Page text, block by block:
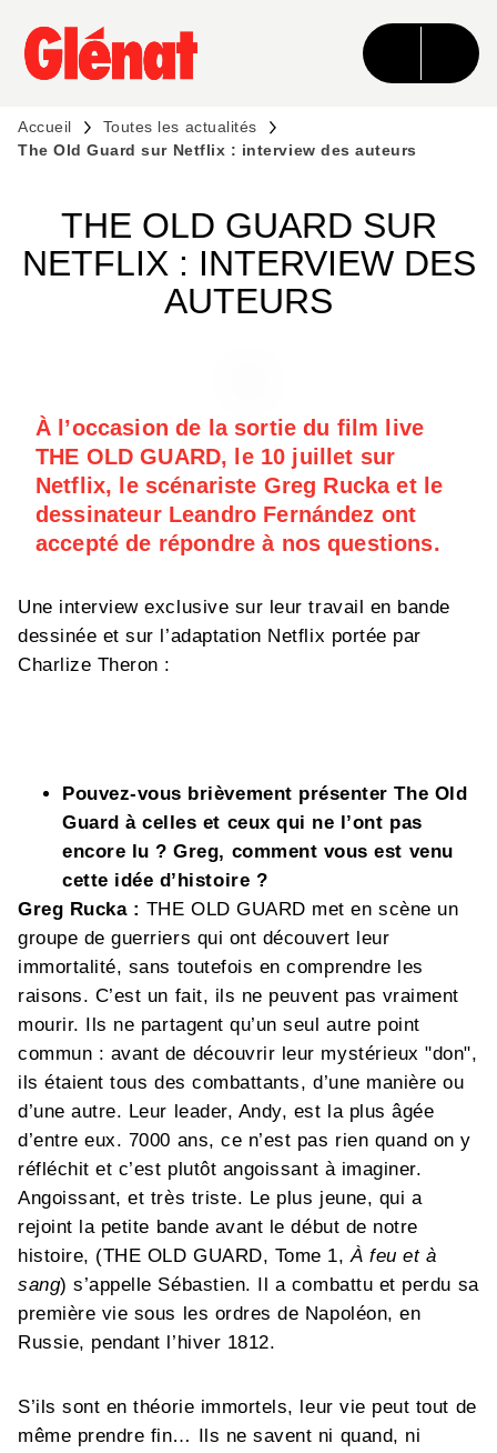
MENU RECHERCHE CONTENU
PIED DE PAGE
Accueil
Toutes les actualités
The Old Guard sur Netflix : interview des auteurs
THE OLD GUARD SUR
NETFLIX : INTERVIEW DES
AUTEURS
À l’occasion de la sortie du film live
THE OLD GUARD, le 10 juillet sur
Netflix, le scénariste Greg Rucka et le
dessinateur Leandro Fernández ont
accepté de répondre à nos questions.
Une interview exclusive sur leur travail en bande
dessinée et sur l’adaptation Netflix portée par
Charlize Theron :
Pouvez-vous brièvement présenter The Old
Guard à celles et ceux qui ne l’ont pas
encore lu ? Greg, comment vous est venu
cette idée d’histoire ?
Greg Rucka : THE OLD GUARD met en scène un
groupe de guerriers qui ont découvert leur
immortalité, sans toutefois en comprendre les
raisons. C’est un fait, ils ne peuvent pas vraiment
mourir. Ils ne partagent qu’un seul autre point
commun : avant de découvrir leur mystérieux "don",
ils étaient tous des combattants, d’une manière ou
d’une autre. Leur leader, Andy, est la plus âgée
d’entre eux. 7000 ans, ce n’est pas rien quand on y
réfléchit et c’est plutôt angoissant à imaginer.
Angoissant, et très triste. Le plus jeune, qui a
rejoint la petite bande avant le début de notre
histoire, (THE OLD GUARD, Tome 1, À feu et à
sang) s’appelle Sébastien. Il a combattu et perdu sa
première vie sous les ordres de Napoléon, en
Russie, pendant l’hiver 1812.
S’ils sont en théorie immortels, leur vie peut tout de
même prendre fin… Ils ne savent ni quand, ni